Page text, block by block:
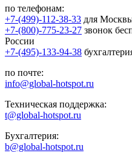
по телефонам:
+7-(499)-112-38-33 для
+7-(800)-775-23-27 звонок
России
+7-(495)-133-94-38
по почте:
info@global-hotspot.ru
Техническая поддержка:
t@global-hotspot.ru
Бухгалтерия:
b@global-hotspot.ru